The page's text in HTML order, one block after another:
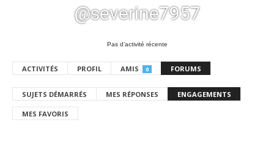
@severine7957
Pas d’activité récente
ACTIVITÉS PROFIL AMIS 0 FORUMS
SUJETS DÉMARRÉS MES RÉPONSES ENGAGEMENTS
MES FAVORIS